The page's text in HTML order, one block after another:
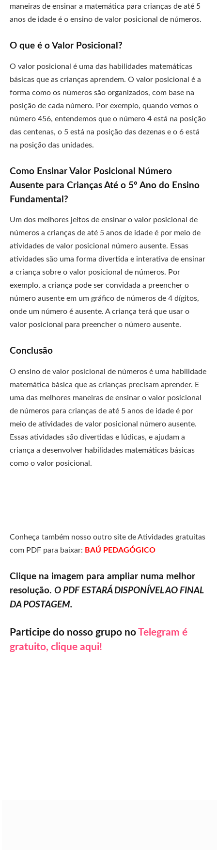
maneiras de ensinar a matemática para crianças de até 5
anos de idade é o ensino de val or posicional de números.
O que é o Valor Posicional?
O valor posicional é uma das habilidades matemáticas
básicas que as crianças aprendem. O valor posicional é a
forma como os números são organizados, com base na
posição de cada número. Por exemplo, quando vemos o
número 456, entendemos que o número 4 está na posição
das centenas, o 5 está na posição das dezenas e o 6 está
na posição das unidades.
Como Ensinar Valor Posicional Número
Ausente para Crianças Até o 5º Ano do Ensino
Fundamental?
Um dos mel hores jeitos de ensinar o val or posicional de
números a crianças de até 5 anos de idade é por meio de
atividades de val or posicional número ausente. Essas
atividades são uma forma divertida e interativa de ensinar
a criança sobre o val or posicional de números. Por
exempl o, a criança pode ser convidada a preencher o
número ausente em um gráfico de números de 4 dígitos,
onde um número é ausente. Acriança terá que usar o
val or posicional para preencher o número ausente.
Conclusão
O ensino de val or posicional de números é uma habil idade
matemática básica que as crianças precisam aprender. E
uma das mel hores maneiras de ensinar o val or posicional
de números para crianças de até 5 anos de idade é por
meio de atividades de val or posicional número ausente.
Essas atividades são divertidas e údicas, e ajudam a
criança a desenvol ver habil idades matemáticas básicas
como o val or posicional .
Conheça também nosso outro site de Atividades gratuitas
com PDF para baixar: BAÚ PEDAGÓGICO
Clique na imagem para ampliar numa melhor
resolução. O PDF ESTARÁ DISPONÍVEL AO FINAL
DA POSTAGEM.
Participe do nosso grupo noTelegram é
gratuito, clique aqui!